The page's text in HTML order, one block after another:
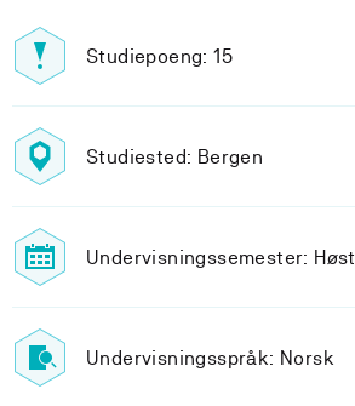
Studiepoeng: 15
Studiested: Bergen
Undervisningssemester: Høst
Undervisningsspråk: Norsk